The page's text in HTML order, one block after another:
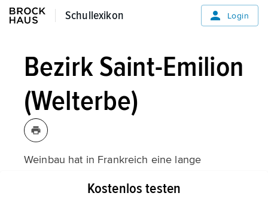
Schullexikon
Schullexikon Login
Bezirk Saint-Emilion
(Welterbe)
Weinbau hat in Frankreich eine lange
entstand zur Römerzeit im 4. Jahrhundert und
Kostenlos testen